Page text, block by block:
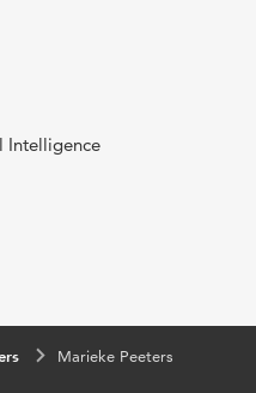
Intelligence
Marieke Peeters